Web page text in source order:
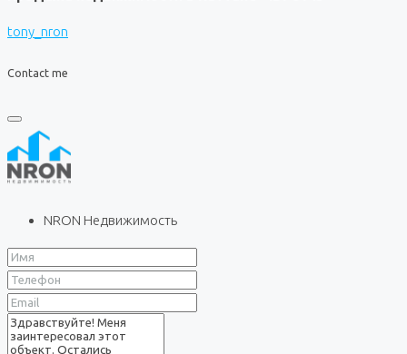
tony_nron
Contact me
NRON Недвижимость